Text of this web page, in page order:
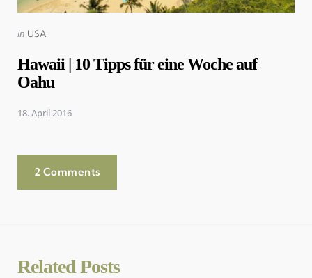
Posted
in USA
Hawaii | 10 Tipps für eine Woche auf
Oahu
18. April 2016
2 Comments
Related Posts